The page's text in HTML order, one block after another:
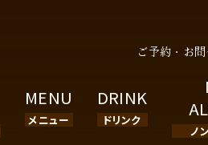
ご予約・お
メニュー
MENU
ドリンク
DRINK
ノ